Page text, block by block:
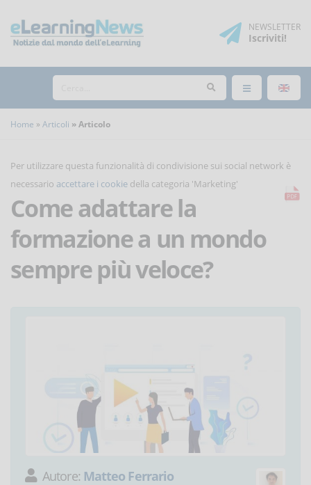
NEWSLETTER
Iscriviti!
Home Articoli Articolo
Per utilizzare questa funzionalità di condivisione sui social network è
necessario accettare i cookie della categoria 'Marketing'
Come adattare la
formazione a un mondo
sempre più veloce?
Autore: Matteo Ferrario